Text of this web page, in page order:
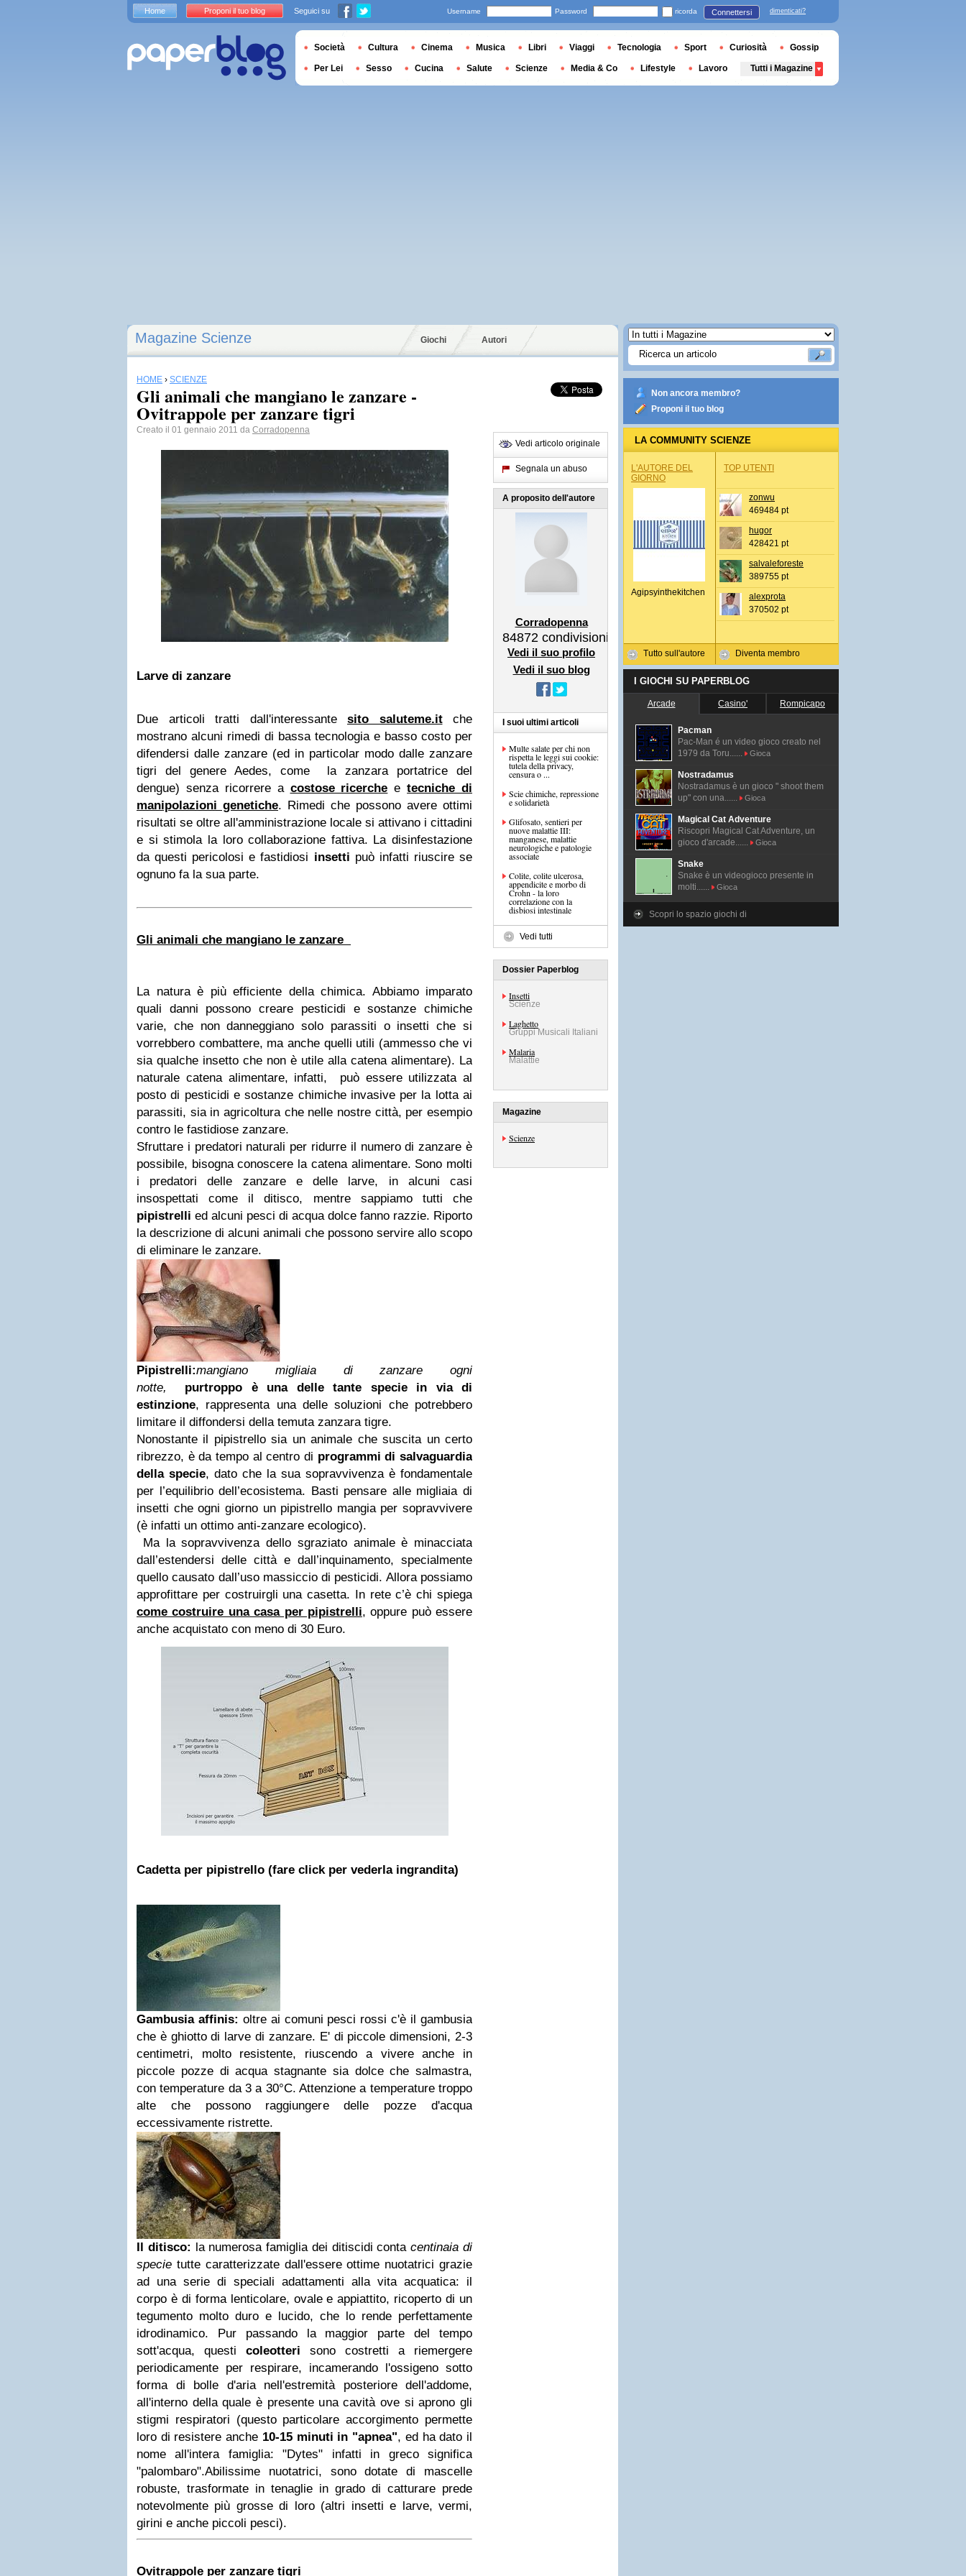
Magazine Scienze Giochi Autori
HOME › SCIENZE
Gli animali che mangiano le zanzare -
Ovitrappole per zanzare tigri
Creato il 01 gennaio 2011 da Corradopenna
Larve di zanzare
Due articoli tratti dall'interessante sito saluteme.itche
mostrano alcuni rimedi di bassa tecnologia e basso costo per
difendersi dalle zanzare (ed in particolar modo dalle zanzare
tigri del genere Aedes, come la zanzara portatrice del
dengue) senza ricorrere a costose ricerche etecniche di
manipolazioni genetiche. Rimedi che possono avere ottimi
risultati se oltre all'amministrazione locale si attivano i cittadini
e si stimola la loro collaborazione fattiva. La disinfestazione
da questi pericolosi e fastidiosi insetti può infatti riuscire se
ognuno fa la sua parte.
Gli animali che mangiano le zanzare
La natura è più efficiente della chimica. Abbiamo imparato
quali danni possono creare pesticidi e sostanze chimiche
varie, che non danneggiano solo parassiti o insetti che si
vorrebbero combattere, ma anche quelli utili (ammesso che vi
sia qualche insetto che non è utile alla catena alimentare). La
naturale catena alimentare, infatti, può essere utilizzata al
posto di pesticidi e sostanze chimiche invasive per la lotta ai
parassiti, sia in agricoltura che nelle nostre città, per esempio
contro le fastidiose zanzare.
Sfruttare i predatori naturali per ridurre il numero di zanzare è
possibile, bisogna conoscere la catena alimentare. Sono molti
i predatori delle zanzare e delle larve, in alcuni casi
insospettati come il ditisco, mentre sappiamo tutti che
pipistrelli ed alcuni pesci di acqua dolce fanno razzie. Riporto
la descrizione di alcuni animali che possono servire allo scopo
di eliminare le zanzare.
Pipistrelli:mangiano migliaia di zanzare ogni
notte,
purtroppo è una delle tante specie in via di
estinzione, rappresenta una delle soluzioni che potrebbero
limitare il diffondersi della temuta zanzara tigre.
Nonostante il pipistrello sia un animale che suscita un certo
ribrezzo, è da tempo al centro di programmi di salvaguardia
della specie, dato che la sua sopravvivenza è fondamentale
per l’equilibrio dell’ecosistema. Basti pensare alle migliaia di
insetti che ogni giorno un pipistrello mangia per sopravvivere
(è infatti un ottimo anti-zanzare ecologico).
Ma la sopravvivenza dello sgraziato animale è minacciata
dall’estendersi delle città e dall’inquinamento, specialmente
quello causato dall’uso massiccio di pesticidi. Allora possiamo
approfittare per costruirgli una casetta. In rete c’è chi spiega
come costruire una casa per pipistrelli, oppure può essere
anche acquistato con meno di 30 Euro.
Cadetta per pipistrello (fare click per vederla ingrandita)
Gambusia affinis: oltre ai comuni pesci rossi c'è il gambusia
che è ghiotto di larve di zanzare. E' di piccole dimensioni, 2-3
centimetri, molto resistente, riuscendo a vivere anche in
piccole pozze di acqua stagnante sia dolce che salmastra,
con temperature da 3 a 30°C. Attenzione a temperature troppo
alte che possono raggiungere delle pozze d'acqua
eccessivamente ristrette.
Il ditisco: la numerosa famiglia dei ditiscidi contacentinaia di
specie tutte caratterizzate dall'essere ottime nuotatrici grazie
ad una serie di speciali adattamenti alla vita acquatica: il
corpo è di forma lenticolare, ovale e appiattito, ricoperto di un
tegumento molto duro e lucido, che lo rende perfettamente
idrodinamico. Pur passando la maggior parte del tempo
sott'acqua, questi coleotteri sono costretti a riemergere
periodicamente per respirare, incamerando l'ossigeno sotto
forma di bolle d'aria nell'estremità posteriore dell'addome,
all'interno della quale è presente una cavità ove si aprono gli
stigmi respiratori (questo particolare accorgimento permette
loro di resistere anche 10-15 minuti in "apnea", ed ha dato il
nome all'intera famiglia: "Dytes" infatti in greco significa
"palombaro".Abilissime nuotatrici, sono dotate di mascelle
robuste, trasformate in tenaglie in grado di catturare prede
notevolmente più grosse di loro (altri insetti e larve, vermi,
girini e anche piccoli pesci).
Ovitrappole per zanzare tigri
Vedi articolo originale
Segnala un abuso
A proposito dell'autore
Corradopenna
84872 condivisioni
Vedi il suo profilo
Vedi il suo blog
I suoi ultimi articoli
Multe salate per chi non
rispetta le leggi sui cookie:
tutela della privacy,
censura o ...
Scie chimiche, repressione
e solidarietà
Glifosato, sentieri per
nuove malattie III:
manganese, malattie
neurologiche e patologie
associate
Colite, colite ulcerosa,
appendicite e morbo di
Crohn - la loro
correlazione con la
disbiosi intestinale
Vedi tutti
Dossier Paperblog
Insetti
Scienze
Laghetto
Gruppi Musicali Italiani
Malaria
Malattie
Magazine
Scienze
Non ancora membro?
Proponi il tuo blog
LA COMMUNITY SCIENZE
L'AUTORE DEL
GIORNO
Agipsyinthekitchen
Tutto sull'autore
TOP UTENTI
zonwu
469484 pt
hugor
428421 pt
salvaleforeste
389755 pt
alexprota
370502 pt
Diventa membro
I GIOCHI SU PAPERBLOG
Arcade Casino' Rompicapo
Pacman
Pac-Man é un video gioco creato nel
1979 da Toru......
Gioca
Nostradamus
Nostradamus è un gioco " shoot them
up" con una......
Gioca
Magical Cat Adventure
Riscopri Magical Cat Adventure, un
gioco d'arcade......
Gioca
Snake
Snake è un videogioco presente in
molti......
Gioca
Scopri lo spazio giochi di
Home Proponi il tuo blog Seguici su Username Password ricorda Connettersi dimenticati?
Società Cultura Cinema Musica Libri Viaggi Tecnologia Sport Curiosità Gossip
Per Lei Sesso Cucina Salute Scienze Media & Co Lifestyle Lavoro Tutti i Magazine